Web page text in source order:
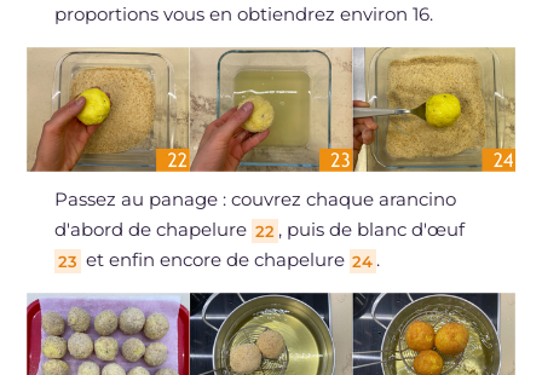
proportions vous en obtiendrez environ 16.
Passez au panage : couvrez chaque arancino
d'abord de chapelure 22 , puis de blanc d'œuf
23 et enfin encore de chapelure 24 .